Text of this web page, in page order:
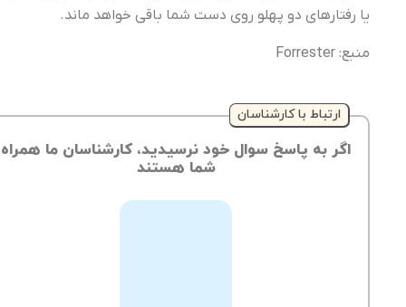
یا رفتارهای دو پهلو روی دست شما باقی خواهد ماند.
منبع: Forrester
ارتباط با کارشناسان
اگر به پاسخ سوال خود نرسیدید، کارشناسان ما همراه
شما هستند